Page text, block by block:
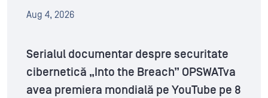
Aug 4, 2026
Serialul documentar despre securitate
cibernetică „Into the Breach” OPSWATva
avea premiera mondială pe YouTube pe 8